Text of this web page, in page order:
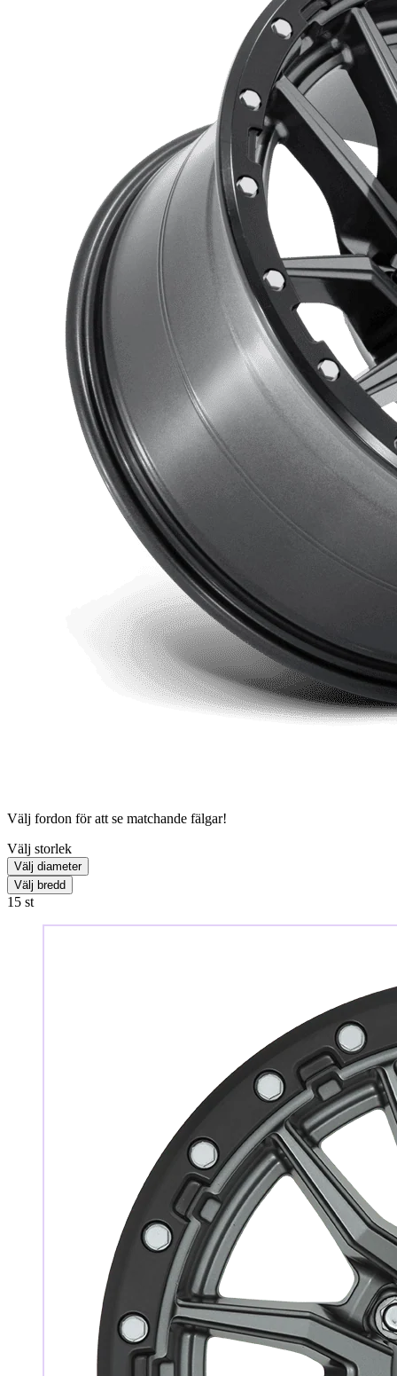
Välj fordon för att se matchande fälgar!
Välj storlek
Välj diameter
Välj bredd
15 st